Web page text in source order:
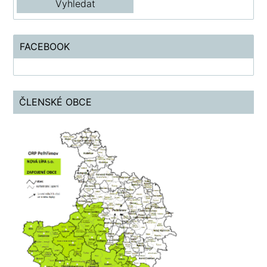
FACEBOOK
ČLENSKÉ OBCE